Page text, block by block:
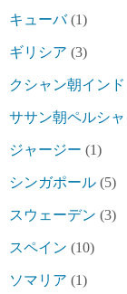
キューバ(1)
ギリシア (3)
クシャン朝インド
ササン朝ペルシャ
ジャージー (1)
シンガポール (5)
スウェーデン (3)
スペイン (10)
ソマリア (1)